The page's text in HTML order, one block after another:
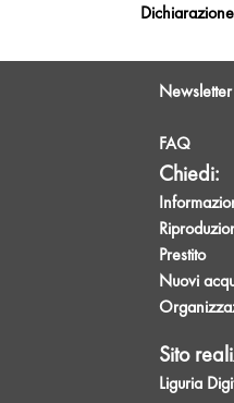
Newsletter
FAQ
Chiedi:
Prestito
Nuovi
Sito
Liguria